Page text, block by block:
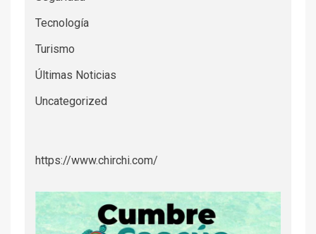
Tecnología
Turismo
Últimas Noticias
Uncategorized
https://www.chirchi.com/